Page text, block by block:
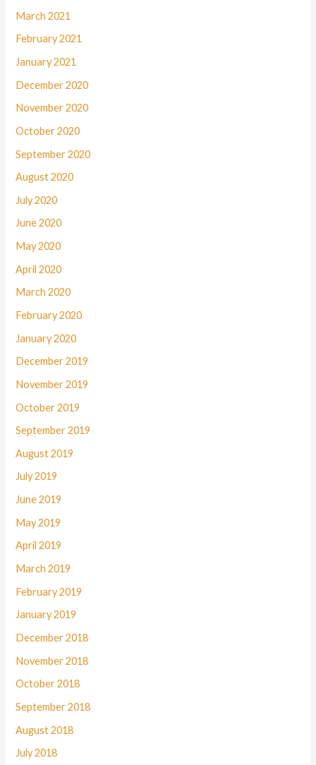
March 2021
February 2021
January 2021
December 2020
November 2020
October 2020
September 2020
August 2020
July 2020
June 2020
May 2020
April 2020
March 2020
February 2020
January 2020
December 2019
November 2019
October 2019
September 2019
August 2019
July 2019
June 2019
May 2019
April 2019
March 2019
February 2019
January 2019
December 2018
November 2018
October 2018
September 2018
August 2018
July 2018